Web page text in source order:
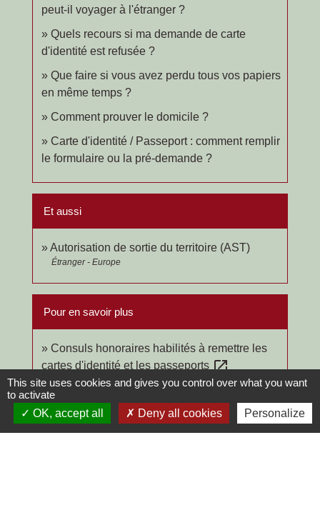
peut-il voyager à l'étranger ?
Quels recours si ma demande de carte
d'identité est refusée ?
Que faire si vous avez perdu tous vos papiers
en même temps ?
Comment prouver le domicile ?
Carte d'identité / Passeport : comment remplir
le formulaire ou la pré-demande ?
Et aussi
Autorisation de sortie du territoire (AST)
Étranger - Europe
Pour en savoir plus
Consuls honoraires habilités à remettre les
cartes d'identité et les passeports open_in_new
Legifrance
Signaler une erreur sur cette page
This site uses cookies and gives you control over what you want
to activate
OK, accept all
Deny all cookies Personalize